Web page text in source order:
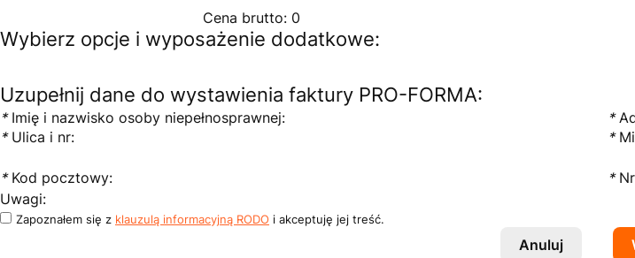
Cena brutto: 0
Wybierz opcje i wyposażenie dodatkowe:
Uzupełnij dane do wystawienia faktury PRO-FORMA:
*Imię i nazwisko osoby niepełnosprawnej:
*Ulica i nr:
*Kod pocztowy:
*
*
*Nr
Uwagi:
Zapoznałem się z klauzulą informacyjną RODO i akceptuję jej treść.
Anuluj